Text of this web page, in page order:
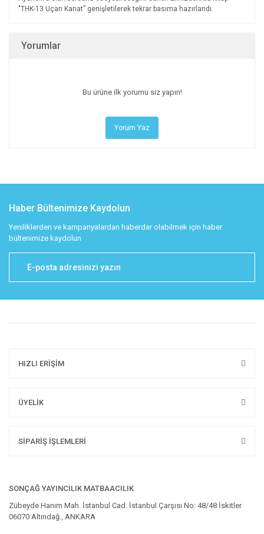
"THK-13 Uçan Kanat” genişletilerek tekrar basıma hazırlandı.
Yorumlar
Bu ürüne ilk yorumu siz yapın!
Yorum Yaz
Haber Bültenimize Kaydolun
Yeniliklerden ve kampanyalardan haberdar olabilmek için haber
bültenimize kaydolun
HIZLI ERİŞİM
ÜYELİK
SİPARİŞ İŞLEMLERİ
SONÇAĞ YAYINCILIK MATBAACILIK
Zübeyde Hanım Mah. İstanbul Cad. İstanbul Çarşısı No: 48/48 İskitler
06070 Altındağ , ANKARA